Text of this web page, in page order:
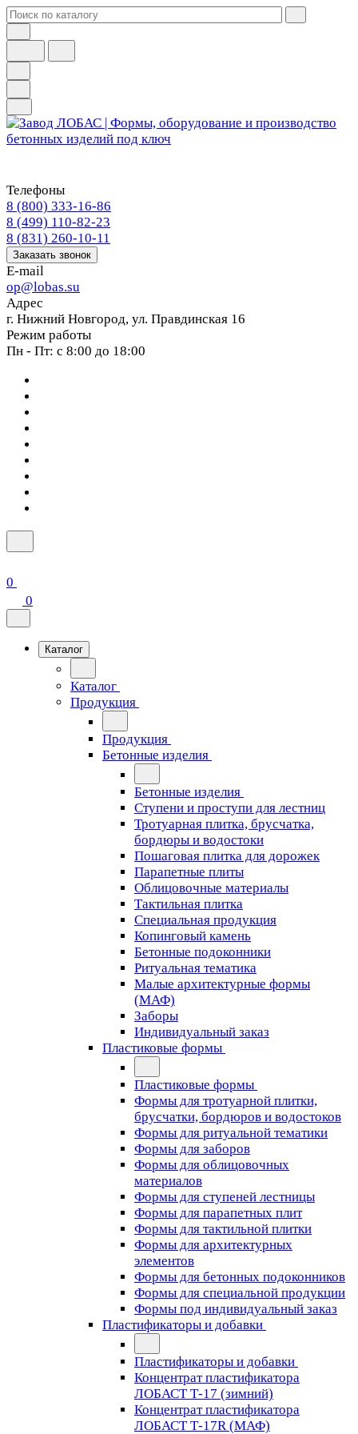
Телефоны
8 (800) 333-16-86
8 (499) 110-82-23
8 (831) 260-10-11
Заказать звонок
E-mail
op@lobas.su
Адрес
г. Нижний Новгород, ул. Правдинская 16
Режим работы
Пн - Пт: с 8:00 до 18:00
0
0
Каталог
Каталог
Продукция
Продукция
Бетонные изделия
Бетонные изделия
Ступени и проступи для лестниц
Тротуарная плитка, брусчатка,
бордюры и водостоки
Пошаговая плитка для дорожек
Парапетные плиты
Облицовочные материалы
Тактильная плитка
Специальная продукция
Копинговый камень
Бетонные подоконники
Ритуальная тематика
Малые архитектурные формы
(МАФ)
Заборы
Индивидуальный заказ
Пластиковые формы
Пластиковые формы
Формы для тротуарной плитки,
брусчатки, бордюров и водостоков
Формы для ритуальной тематики
Формы для заборов
Формы для облицовочных
материалов
Формы для ступеней лестницы
Формы для парапетных плит
Формы для тактильной плитки
Формы для архитектурных
элементов
Формы для бетонных подоконников
Формы для специальной продукции
Формы под индивидуальный заказ
Пластификаторы и добавки
Пластификаторы и добавки
Концентрат пластификатора
ЛОБАСТ Т-17 (зимний)
Концентрат пластификатора
ЛОБАСТ Т-17R (МАФ)